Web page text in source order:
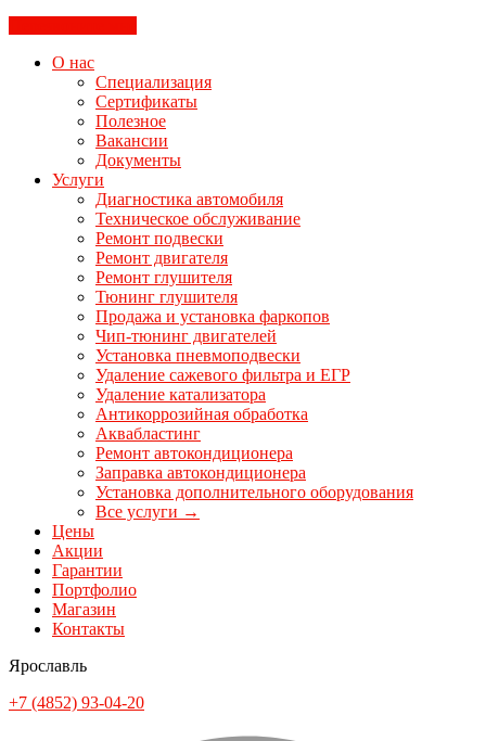
О нас
Специализация
Сертификаты
Полезное
Вакансии
Документы
Услуги
Диагностика автомобиля
Техническое обслуживание
Ремонт подвески
Ремонт двигателя
Ремонт глушителя
Тюнинг глушителя
Продажа и установка фаркопов
Чип-тюнинг двигателей
Установка пневмоподвески
Удаление сажевого фильтра и ЕГР
Удаление катализатора
Антикоррозийная обработка
Аквабластинг
Ремонт автокондиционера
Заправка автокондиционера
Установка дополнительного оборудования
Все услуги →
Цены
Акции
Гарантии
Портфолио
Магазин
Контакты
Ярославль
+7 (4852) 93-04-20